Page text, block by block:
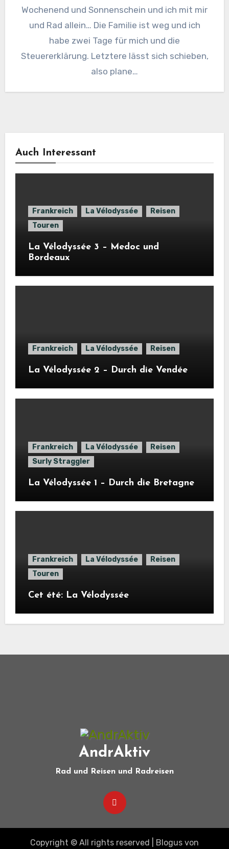
Wochenend und Sonnenschein und ich mit mir
und Rad allein… Die Familie ist weg und ich
habe zwei Tage für mich und die
Steuererklärung. Letztere lässt sich schieben,
also plane…
Auch Interessant
Frankreich La Vélodyssée
Reisen
Touren
La Vélodyssée 3 – Medoc und
Bordeaux
Frankreich La Vélodyssée Reisen
La Vélodyssée 2 – Durch die Vendée
Frankreich La Vélodyssée
Reisen
Surly Straggler
La Vélodyssée 1 – Durch die Bretagne
Frankreich La Vélodyssée
Reisen
Touren
Cet été: La Vélodyssée
AndrAktiv
Rad und Reisen und Radreisen
Copyright © All rights reserved Blogus von